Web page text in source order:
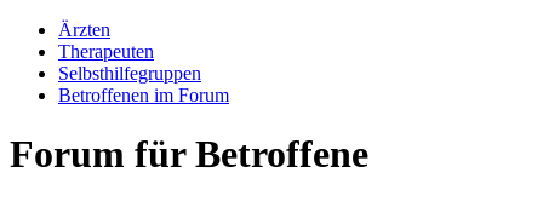
Ärzten
Therapeuten
Selbsthilfegruppen
Betroffenen im Forum
Forum für Betroffene